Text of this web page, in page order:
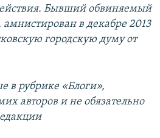
Бывший обвиняемый
в декабре 2013
городскую думу от
в рубрике «Блоги»,
авторов и не обязательно